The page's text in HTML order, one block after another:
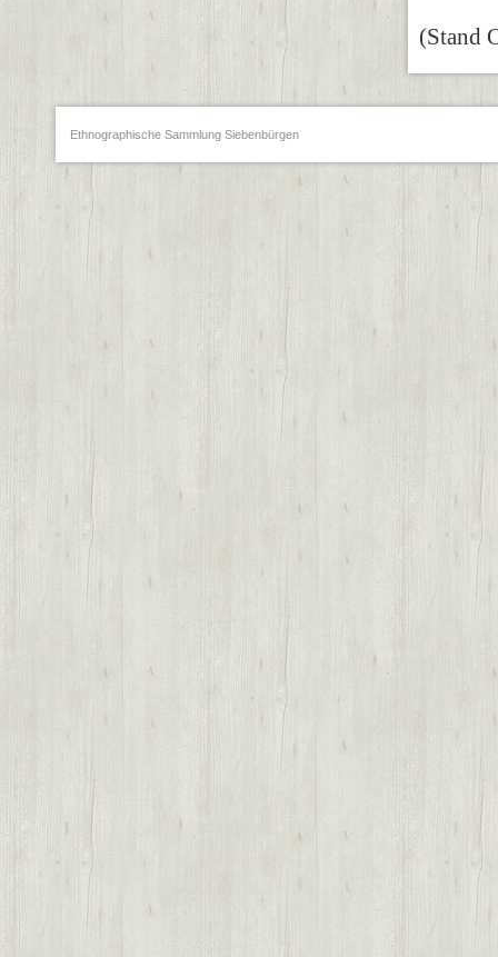
(Stand
Ethnographische Sammlung Siebenbürgen